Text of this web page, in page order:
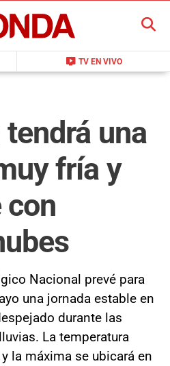
live_tv TV EN VIVO
BUSCAR
una
fría y
con
Nacional prevé para
una jornada estable en
durante las
La temperatura
la máxima se ubicará en